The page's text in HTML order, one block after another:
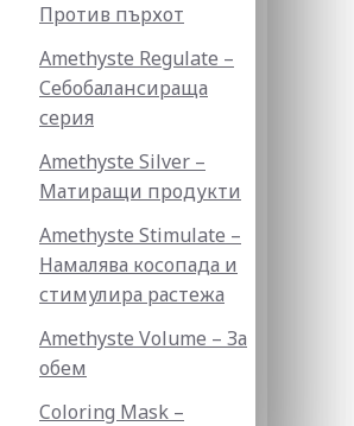
Против пърхот
Amethyste Regulate –
Себобалансираща
серия
Amethyste Silver –
Матиращи продукти
Amethyste Stimulate –
Намалява косопада и
стимулира растежа
Amethyste Volume – За
обем
Coloring Mask –